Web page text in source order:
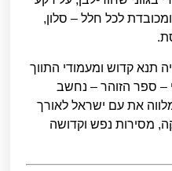
לכל חלל – סלון,
תנא קדוש ומעמודי התווך
– ספר הזוהר – נחשב
את עם ישראל לאורך
מסירות נפש וקדושה